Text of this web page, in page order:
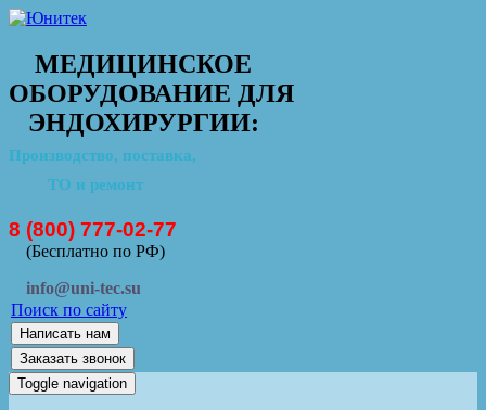
МЕДИЦИНСКОЕ
ОБОРУДОВАНИЕ ДЛЯ
ЭНДОХИРУРГИИ:
Производство, поставка,
ТО и ремонт
8 (800) 777-02-77
(Бесплатно по РФ)
info@uni-tec.su
Поиск по сайту
Написать нам
Заказать звонок
Toggle navigation